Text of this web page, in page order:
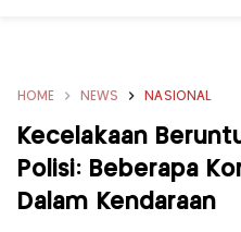
HOME NEWS NASIONAL
Kecelakaan
Polisi: Beberapa
Dalam Kendaraan